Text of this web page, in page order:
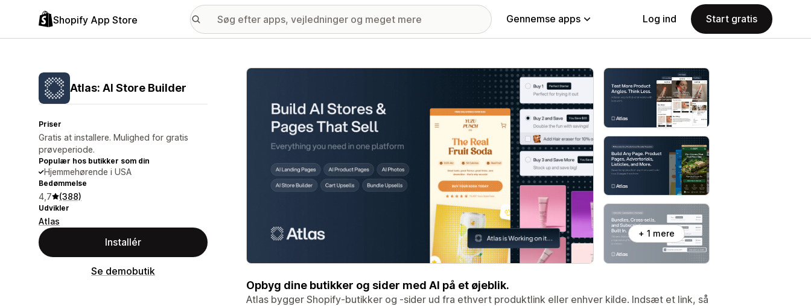
Shopify App Store Gennemse apps Log ind Start gratis
Atlas: AI Store Builder
Priser
Gratis at installere. Mulighed for gratis
prøveperiode.
Populær hos butikker som din
Hjemmehørende i USA
Bedømmelse
4,7 (388)
Udvikler
Atlas
Installér
Se demobutik
Galleri med udvalgte billeder
+ 1 mere
Opbyg dine butikker og sider med AI på et øjeblik.
Atlas bygger Shopify-butikker og -sider ud fra ethvert produktlink eller enhver kilde. Indsæt et link, så